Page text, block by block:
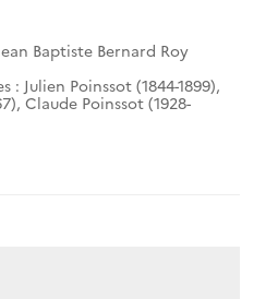
Baptiste Bernard Roy
: Julien Poinssot (1844-1899),
Claude Poinssot (1928-